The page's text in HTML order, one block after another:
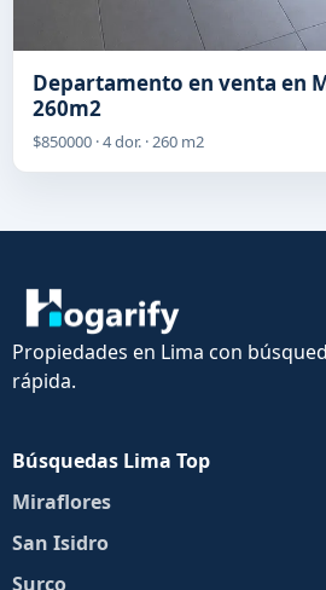
Departamento en venta en
260m2
$850000 · 4 dor. · 260 m2
Propiedades en Lima con
rápida.
Búsquedas Lima Top
Miraflores
San Isidro
Surco